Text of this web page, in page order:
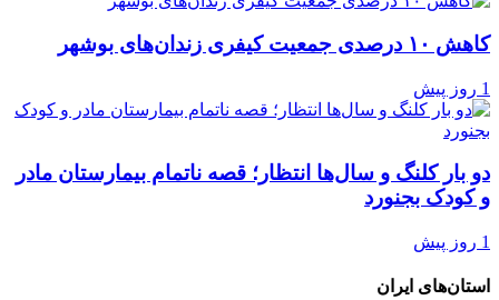
کاهش ۱۰ درصدی جمعیت کیفری زندان‌های بوشهر
1 روز پیش
دو بار کلنگ و سال‌ها انتظار؛ قصه ناتمام بیمارستان مادر
و کودک بجنورد
1 روز پیش
استان‌های ایران